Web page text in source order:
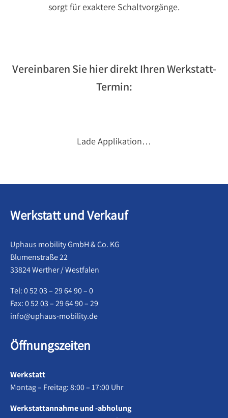
sorgt für exaktere Schaltvorgänge.
Vereinbaren Sie hier direkt Ihren Werkstatt-
Termin:
Lade Applikation…
Werkstatt und Verkauf
Uphaus mobility GmbH & Co. KG
Blumenstraße 22
33824 Werther / Westfalen
Tel: 0 52 03 – 29 64 90 – 0
Fax: 0 52 03 – 29 64 90 – 29
info@uphaus-mobility.de
Öffnungszeiten
Werkstatt
Montag – Freitag: 8:00 – 17:00 Uhr
Werkstattannahme und -abholung